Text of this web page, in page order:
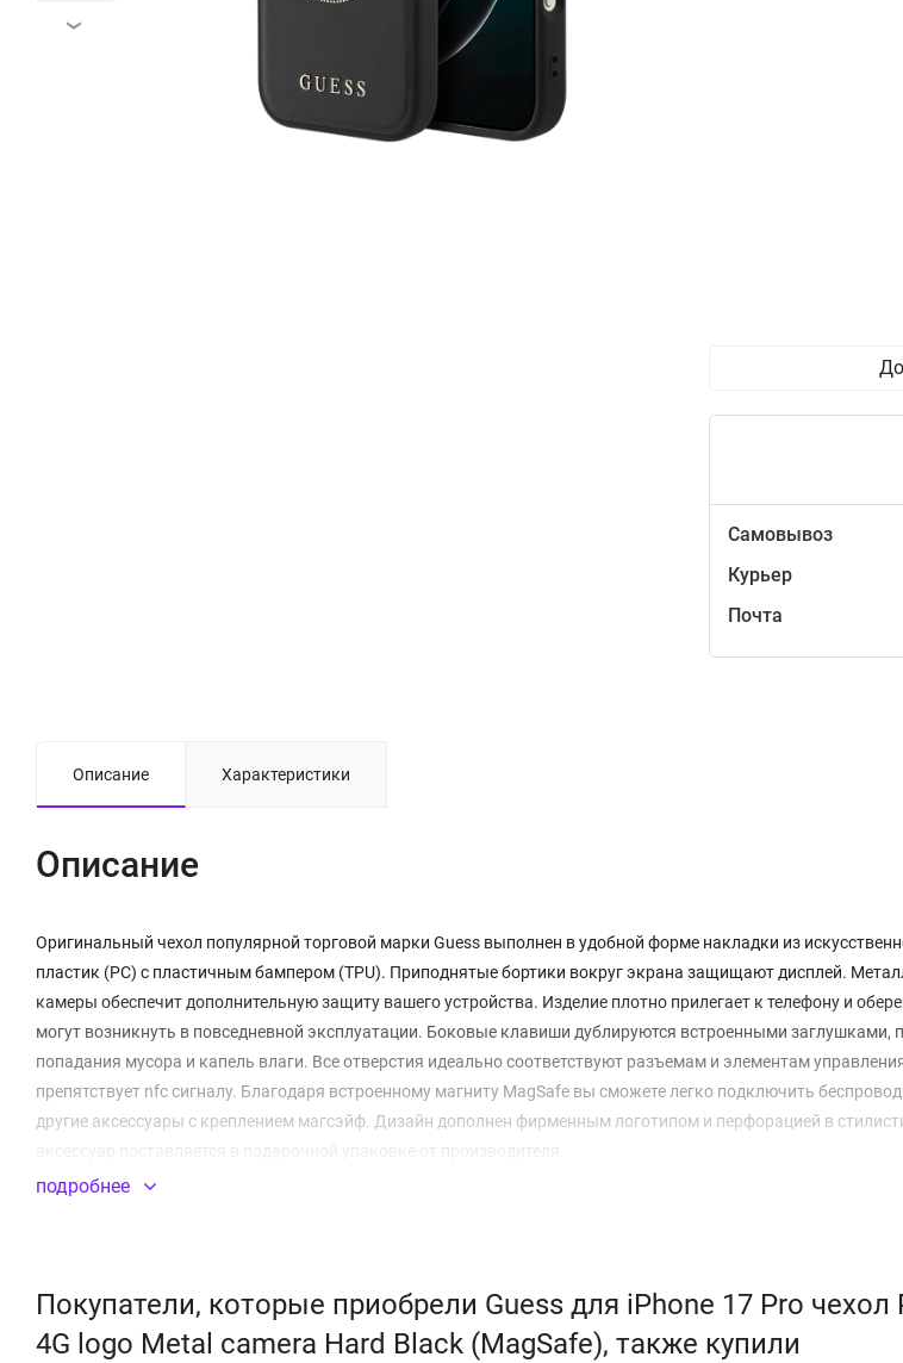
›
Самовывоз
Курьер
Почта
Описание Характеристики
Описание
Оригинальный чехол популярной торговой марки Guess выполнен в удобной форме накладки из
пластик (PC) с пластичным бампером (TPU). Приподнятые бортики вокруг экрана защищают дисплей.
камеры обеспечит дополнительную защиту вашего устройства. Изделие плотно прилегает к телефону и
могут возникнуть в повседневной эксплуатации. Боковые клавиши дублируются встроенными
попадания мусора и капель влаги. Все отверстия идеально соответствуют разъемам и элементам
препятствует nfc сигналу. Благодаря встроенному магниту MagSafe вы сможете легко подключить
другие аксессуары с креплением магсэйф. Дизайн дополнен фирменным логотипом и перфорацией в
аксессуар поставляется в подарочной упаковке от производителя.
подробнее
Покупатели, которые приобрели Guess для iPhone 17 Pro чехол
4G logo Metal camera Hard Black (MagSafe), также купили